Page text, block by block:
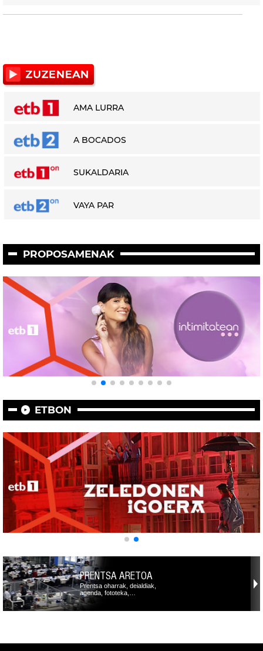
AMA LURRA
A BOCADOS
SUKALDARIA
VAYA PAR
PROPOSAMENAK
ETBON
PRENTSA ARETOA
Prentsa oharrak, deialdiak,
agenda, fototeka,…